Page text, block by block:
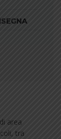
area
tra